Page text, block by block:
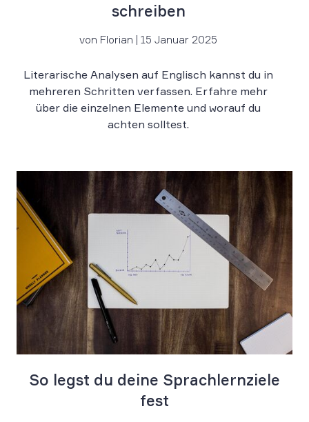
schreiben
von Florian | 15 Januar 2025
Literarische Analysen auf Englisch kannst du in
mehreren Schritten verfassen. Erfahre mehr
über die einzelnen Elemente und worauf du
achten solltest.
So legst du deine Sprachlernziele
fest